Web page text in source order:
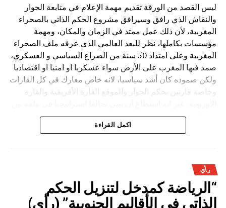
ليس القصد من الورقة تقديم مهمة الإعلام في متابعة الحوار
والنقاش الذي رافق وسيرافق مشروع الحكم الذاتي بالصحراء
المغربية، لأن ذلك عمل ممتد في الزمان والمكان، ومهمة
مؤسسات بكاملها، نظر للبعد العالمي الذي عرفه ملف الصحراء
المغربية وعلى امتداد 50 سنة من الصراع السياسي و العسكري،
صمد فيها المغرب على الأرض سواء عسكريا او امنيا او اقتصاديا
ولكن صموده كان أشد سياسيا، لانه خاض معارك في كل القارات
وخاصة قارتين بحكم الجوار والموقع القارة الأفريقية والقارة
دول أوربية لها حضور وقوة في ملف الصحراء لأسباب اقتصادية
تاريخية و الأهم انه انتزع بحكمة وهدوء سند الولايات المتحدة
نتناول في هذه الورقة المختصرة عناصر أساسية يمكن أن تكون
جزء من بوصلة إعلامية وأرضية لنقاش عميق تحت سؤال واحد :
ما هي مهمة الإعلام والصحافة بكل أجناسها في تطوير النقاش
و الحوار والتحليل والتفكيف لموضوع مشروع الحكم الذاتي تحت
اكمل القراءة
رأي
“الرياضة كمدخل لتنزيل الحكم
الذاتي في الأقاليم الجنوبية” (رأي)